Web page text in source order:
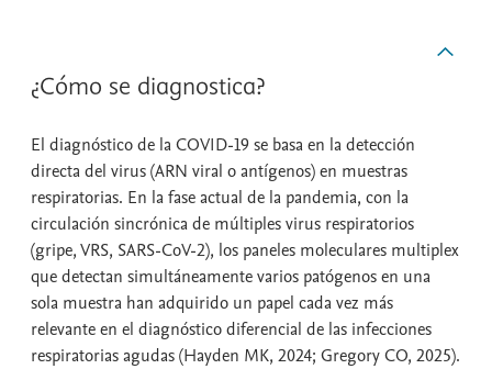
¿Cómo se diagnostica?
El diagnóstico de la COVID-19 se basa en la detección
directa del virus (ARN viral o antígenos) en muestras
respiratorias. En la fase actual de la pandemia, con la
circulación sincrónica de múltiples virus respiratorios
(gripe, VRS, SARS-CoV-2), los paneles moleculares multiplex
que detectan simultáneamente varios patógenos en una
sola muestra han adquirido un papel cada vez más
relevante en el diagnóstico diferencial de las infecciones
respiratorias agudas (Hayden MK, 2024; Gregory CO, 2025).